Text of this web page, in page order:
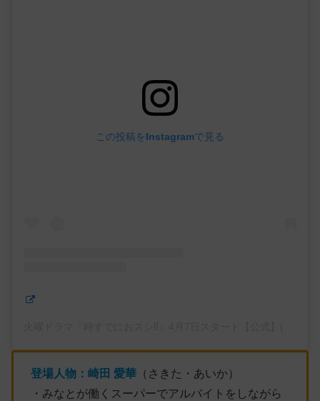
この投稿をInstagramで見る
登場人物： 崎田 愛華 （さきた・あいか）
・みなとが働くスーパーでアルバイトをしながら